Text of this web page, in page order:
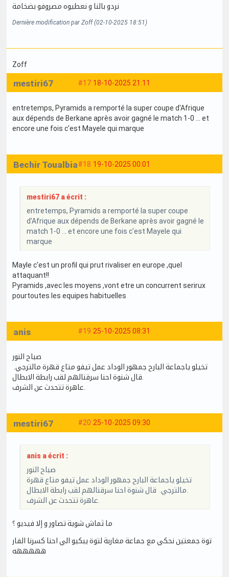
نردو بالنا و نعطيوه مصروفو بضخامة
Dernière modification par Zoff (02-10-2025 18:51)
Zoff
#17 18-10-2025 21:11
mestiri67
entretemps, Pyramids a remporté la super coupe d'Afrique
aux dépends de Berkane après avoir gagné le match 1-0 ... et
encore une fois c'est Mayele qui marque
#18 19-10-2025 00:01
Bechir Toualbia
mestiri67 a écrit :
entretemps, Pyramids a remporté la super coupe
d'Afrique aux dépends de Berkane après avoir gagné le
match 1-0 ... et encore une fois c'est Mayele qui
marque
Mayle c'est un profil qui prut rivaliser en europe ,quel
attaquant!!
Pyramids ,avec les moyens ,vont etre un concurrent serirux
pourtoutes les equipes habituelles
#19 25-10-2025 08:31
anis
صباح النور
تخيلو ياجماعة البارح جمهور الوداد عمل تيفو متاع قهرة مالترجي.
#20 25-10-2025 09:30
mestiri67
anis a écrit :
صباح النور
تخيلو ياجماعة البارح جمهور الوداد عمل تيفو متاع قهرة
ما ثماش شوية تصاور و إلا فيديو ؟
توة جمعتين نحكي مع جماعة مغاربة لتوة يبكيو الي احنا كسرنا الفار
هههههه